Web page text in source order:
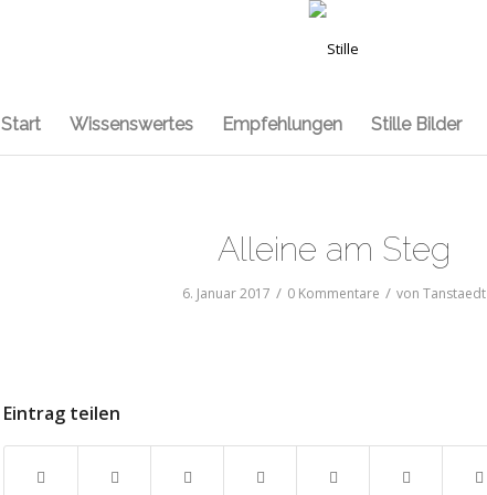
Start Wissenswertes Empfehlungen Stille Bilder
Alleine am Steg
6. Januar 2017 / 0 Kommentare / von Tanstaedt
Eintrag teilen